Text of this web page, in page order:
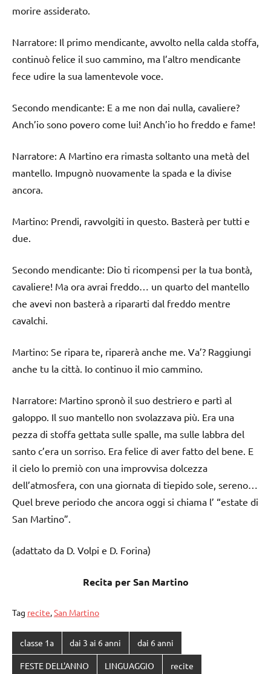
morire assiderato.
Narratore: Il primo mendicante, avvolto nella calda stoffa,
continuò felice il suo cammino, ma l’altro mendicante
fece udire la sua lamentevole voce.
Secondo mendicante: E a me non dai nulla, cavaliere?
Anch’io sono povero come lui! Anch’io ho freddo e fame!
Narratore: A Martino era rimasta soltanto una metà del
mantello. Impugnò nuovamente la spada e la divise
ancora.
Martino: Prendi, ravvolgiti in questo. Basterà per tutti e
due.
Secondo mendicante: Dio ti ricompensi per la tua bontà,
cavaliere! Ma ora avrai freddo… un quarto del mantello
che avevi non basterà a ripararti dal freddo mentre
cavalchi.
Martino: Se ripara te, riparerà anche me. Va’? Raggiungi
anche tu la città. Io continuo il mio cammino.
Narratore: Martino spronò il suo destriero e partì al
galoppo. Il suo mantello non svolazzava più. Era una
pezza di stoffa gettata sulle spalle, ma sulle labbra del
santo c’era un sorriso. Era felice di aver fatto del bene. E
il cielo lo premiò con una improvvisa dolcezza
dell’atmosfera, con una giornata di tiepido sole, sereno…
Quel breve periodo che ancora oggi si chiama l’ “estate di
San Martino”.
(adattato da D. Volpi e D. Forina)
Recita per San Martino
Tag recite,San Martino
classe 1a dai 3 ai 6 anni dai 6 anni
FESTE DELL'ANNO LINGUAGGIO recite